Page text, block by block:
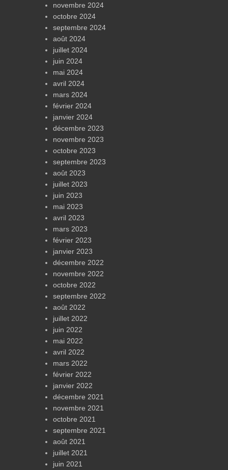
novembre 2024
octobre 2024
septembre 2024
août 2024
juillet 2024
juin 2024
mai 2024
avril 2024
mars 2024
février 2024
janvier 2024
décembre 2023
novembre 2023
octobre 2023
septembre 2023
août 2023
juillet 2023
juin 2023
mai 2023
avril 2023
mars 2023
février 2023
janvier 2023
décembre 2022
novembre 2022
octobre 2022
septembre 2022
août 2022
juillet 2022
juin 2022
mai 2022
avril 2022
mars 2022
février 2022
janvier 2022
décembre 2021
novembre 2021
octobre 2021
septembre 2021
août 2021
juillet 2021
juin 2021